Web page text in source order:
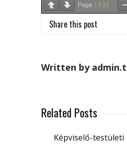
Page 1 / 33
Share this post
Written by
Related Posts
Képviselő-testületi